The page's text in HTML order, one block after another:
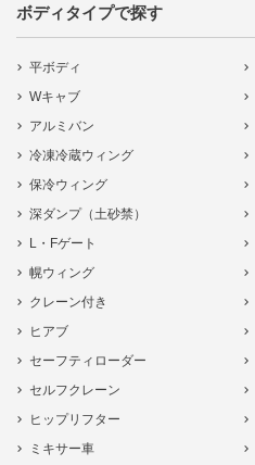
ボディタイプで探す
平ボディ
Wキャブ
アルミバン
冷凍冷蔵ウィング
保冷ウィング
深ダンプ（土砂禁）
L・Fゲート
幌ウィング
クレーン付き
ヒアブ
セーフティローダー
セルフクレーン
ヒップリフター
ミキサー車